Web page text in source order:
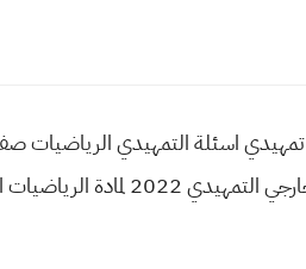
اسئلة الرياضيات التمهيدي سادس الادبي 2022 مع الحل والاجوبة تحميل اسئلة رياضيات 2022 تمهيدي اسئلة
ادبي 2022 اسئلة مادة الرياضيات 2022 التمهيدي وزارة التربية الاسئلة الخاصة بامتحان طلبة الخارجي